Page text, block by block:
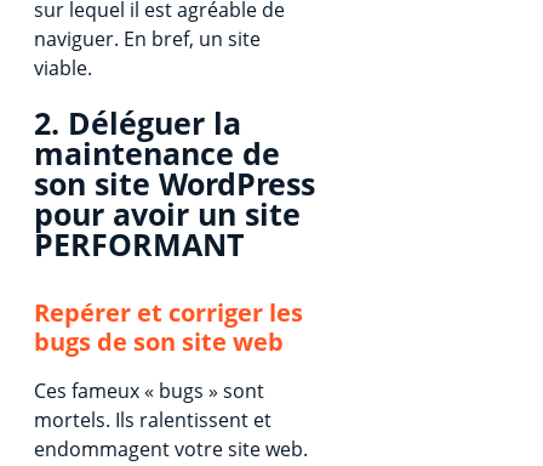
sur lequel il est agréable de
naviguer. En bref, un site
viable.
2. Déléguer la
maintenance de
son site WordPress
pour avoir un site
PERFORMANT
Repérer et corriger les
bugs de son site web
Ces fameux « bugs » sont
mortels. Ils ralentissent et
endommagent votre site web.